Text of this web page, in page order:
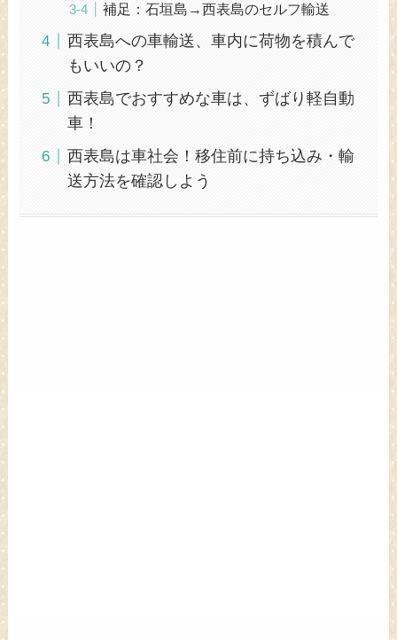
補足：石垣島→西表島のセルフ輸送
西表島への車輸送、車内に荷物を積んで
もいいの？
西表島でおすすめな車は、ずばり軽自動
車！
西表島は車社会！移住前に持ち込み・輸
送方法を確認しよう